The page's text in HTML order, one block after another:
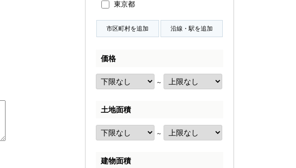
東京都
価格
～
土地面積
～
建物面積